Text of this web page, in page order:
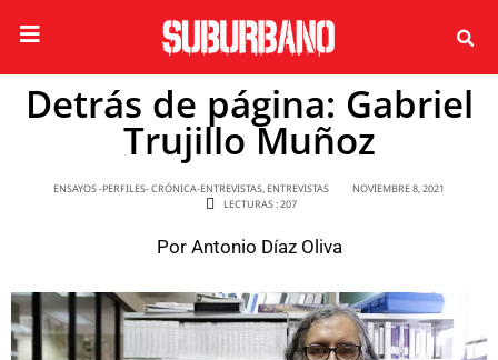
Detrás de página: Gabriel
Trujillo Muñoz
ENSAYOS -PERFILES- CRÓNICA-ENTREVISTAS, ENTREVISTAS
NOVIEMBRE 8, 2021
LECTURAS : 207
Por Antonio Díaz Oliva